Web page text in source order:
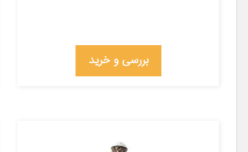
بررسی و خرید